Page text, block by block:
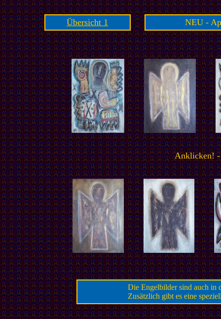
Übersicht 1 NEU -
Anklicken!
Die Engelbilder sind auch in
Zusätzlich gibt es eine